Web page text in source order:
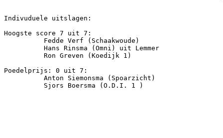
Indivuduele uitslagen:
Hoogste score 7 uit 7:
          Fedde Verf (Schaakwoude)
          Hans Rinsma (Omni) uit Lemmer
          Ron Greven (Koedijk 1)
Poedelprijs: 0 uit 7:
          Anton Siemonsma (Spoarzicht)
          Sjors Boersma (O.D.I. 1 )